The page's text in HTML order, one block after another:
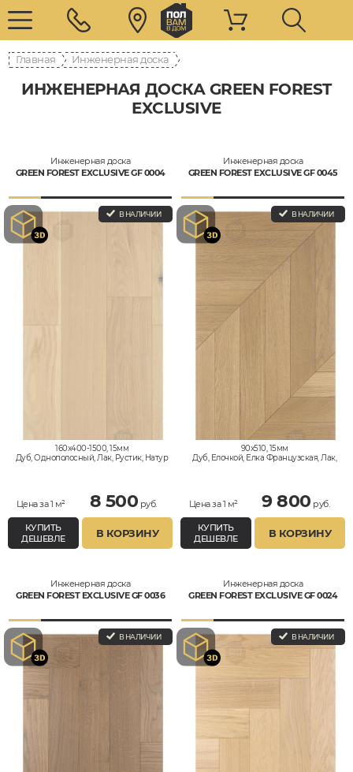
Главная Инженерная доска
ИНЖЕНЕРНАЯ ДОСКА GREEN FOREST
EXCLUSIVE
Инженерная доска
GREEN FOREST EXCLUSIVE GF 0004
В НАЛИЧИИ
160x400-1500, 15мм
Дуб, Однополосный, Лак, Рустик, Натур
Цена за 1 м² 8 500 руб.
КУПИТЬ
ДЕШЕВЛЕ
В КОРЗИНУ
Инженерная доска
GREEN FOREST EXCLUSIVE GF 0045
В НАЛИЧИИ
90x510, 15мм
Дуб, Елочкой, Елка Французская, Лак,
Цена за 1 м² 9 800 руб.
КУПИТЬ
ДЕШЕВЛЕ
В КОРЗИНУ
Инженерная доска
GREEN FOREST EXCLUSIVE GF 0036
В НАЛИЧИИ
Инженерная доска
GREEN FOREST EXCLUSIVE GF 0024
В НАЛИЧИИ